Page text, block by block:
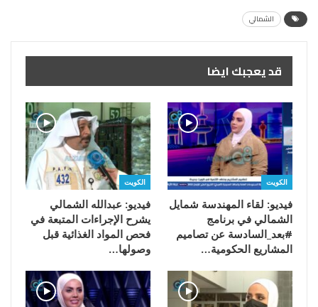
الشمالي
قد يعجبك ايضا
الكويت
فيديو: لقاء المهندسة شمايل
الشمالي في برنامج
#بعد_السادسة عن تصاميم
المشاريع الحكومية…
الكويت
فيديو: عبدالله الشمالي
يشرح الإجراءات المتبعة في
فحص المواد الغذائية قبل
وصولها…